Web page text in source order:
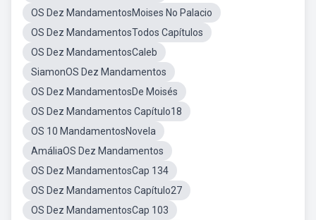
OS Dez MandamentosMoises No Palacio
OS Dez MandamentosTodos Capítulos
OS Dez MandamentosCaleb
SiamonOS Dez Mandamentos
OS Dez MandamentosDe Moisés
OS Dez Mandamentos Capítulo18
OS 10 MandamentosNovela
AmáliaOS Dez Mandamentos
OS Dez MandamentosCap 134
OS Dez Mandamentos Capítulo27
OS Dez MandamentosCap 103